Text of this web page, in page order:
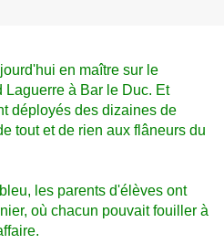
en maître sur le
à Bar le Duc. Et
déployés des dizaines de
tout et de rien aux flâneurs du
les parents d'élèves ont
où chacun pouvait fouiller à